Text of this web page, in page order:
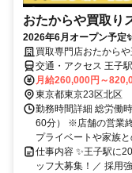
おたからや買取り
2026年6月オープン予定
買取専門店おたから
交通・アクセス 王子
月給260,000円～
東京都東京23区北区
勤務時間詳細 総労働
60分） ※店舗の営業
プライベートや家族
仕事内容 ✨王子駅に
ッフ大募集！／ 採用